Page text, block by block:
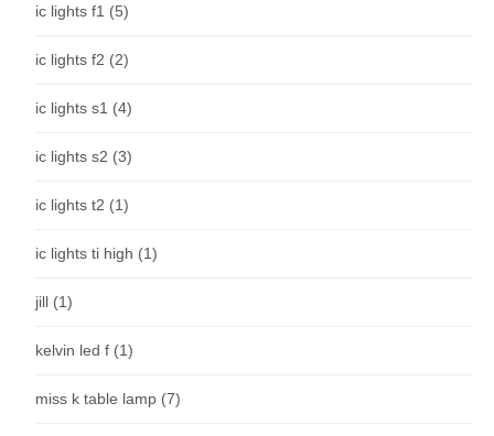
ic lights f1 (5)
ic lights f2 (2)
ic lights s1 (4)
ic lights s2 (3)
ic lights t2 (1)
ic lights ti high (1)
jill (1)
kelvin led f (1)
miss k table lamp (7)